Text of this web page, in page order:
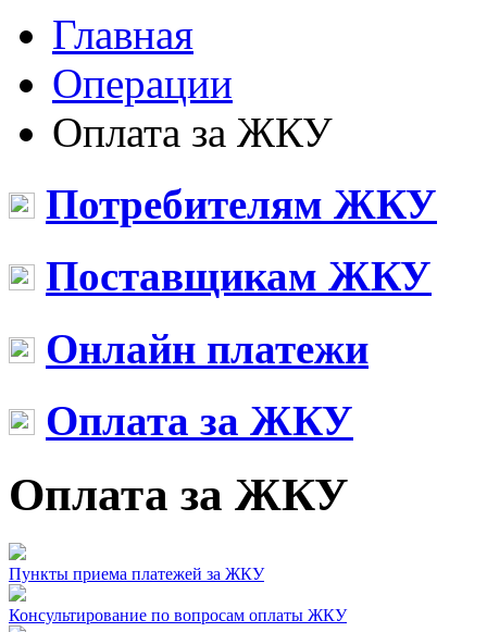
Главная
Операции
Оплата за ЖКУ
Потребителям ЖКУ
Поставщикам ЖКУ
Онлайн платежи
Оплата за ЖКУ
Оплата за ЖКУ
Пункты приема платежей за ЖКУ
Консультирование по вопросам оплаты ЖКУ